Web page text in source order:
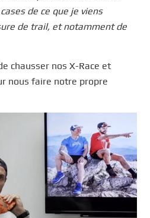
de ce que je viens
de trail, et notamment de
chausser nos X-Race et
nous faire notre propre